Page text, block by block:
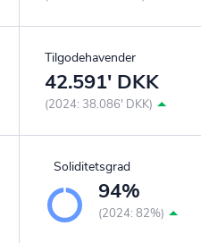
Tilgodehavender
42.591' DKK
(2024: 38.086' DKK)
Soliditetsgrad
94%
(2024: 82%)